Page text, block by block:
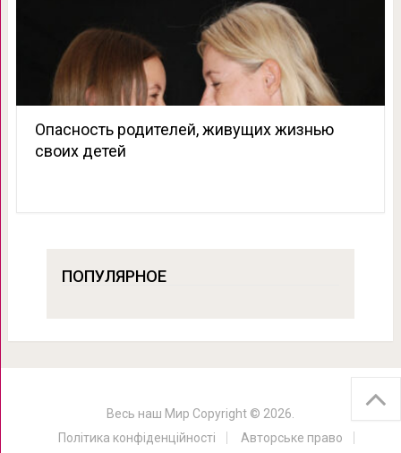
Опасность родителей, живущих жизнью
своих детей
ПОПУЛЯРНОЕ
Весь наш Мир Copyright © 2026.
Політика конфіденційності
Авторське право